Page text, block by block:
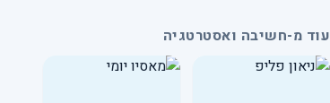
עוד מ-חשיבה ואסטרטגיה